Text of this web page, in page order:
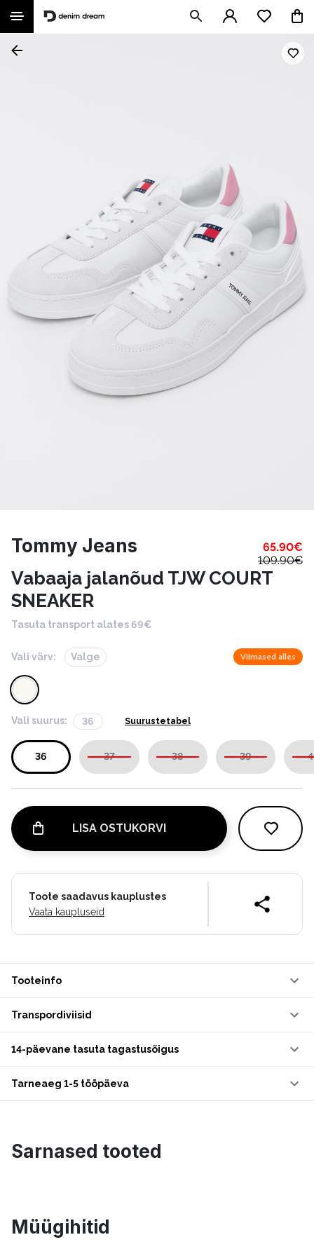
Tommy Jeans 65.90€
109.90€
Vabaaja jalanõud TJW COURT
SNEAKER
Tasuta transport alates 69€
Vali värv: Valge Viimased alles
Vali suurus: 36 Suurustetabel
36 37 38 39
LISA OSTUKORVI
Toote saadavus kauplustes
Vaata kaupluseid
Tooteinfo
Transpordiviisid
14-päevane tasuta tagastusõigus
Tarneaeg 1-5 tööpäeva
Sarnased tooted
Müügihitid